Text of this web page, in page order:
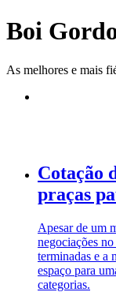
Boi
As melhores e mais
Cotação
praças
Apesar de um
negociações
terminadas e a
espaço para
categorias.